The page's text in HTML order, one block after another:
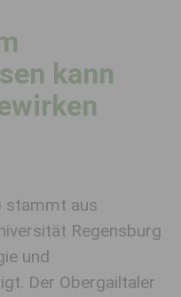
kann
stammt aus
Regensburg
und
Der Obergailtaler